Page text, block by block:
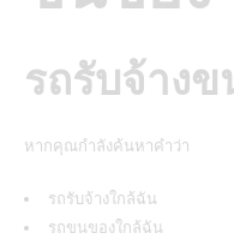
รถรับจ้าง
หากคุณกำลังค้นหาคำว่า
รถรับจ้างใกล้ฉัน
รถขนของใกล้ฉัน